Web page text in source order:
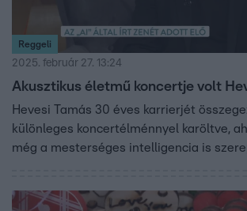
Reggeli
2025. február 27. 13:24
Akusztikus életmű koncertje volt
Hevesi Tamás 30 éves karrierjét
különleges koncertélménnyel karöltve,
még a mesterséges intelligencia is